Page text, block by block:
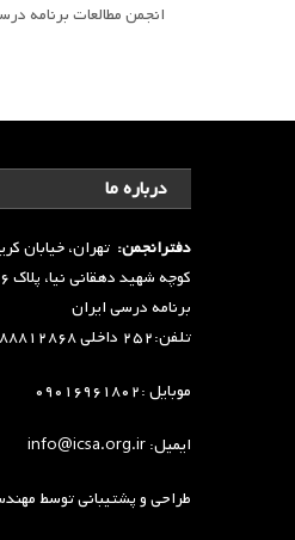
انجمن مطالعات برنامه
درباره ما
دفترانجمن: تهران، خیابان
برنامه درسی ایران
تلفن:۲۵۲ داخلی ۸۸۸۱۲۸۶۸(۰۲۱)
موبایل :۰۹۰۱۶۹۶۱۸۰۲
ایمیل: info@icsa.org.ir
طراحی و پشتیبانی توسط